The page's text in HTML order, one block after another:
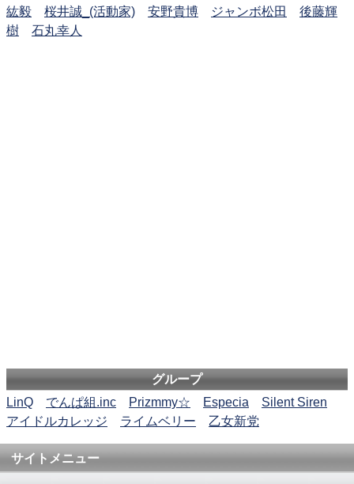
紘毅
桜井誠_(活動家) 安野貴博 ジャンボ松田
後藤輝
樹
石丸幸人
グループ
LinQ
でんぱ組.inc Prizmmy☆ Especia
Silent Siren
アイドルカレッジ
ライムベリー 乙女新党
サイトメニュー